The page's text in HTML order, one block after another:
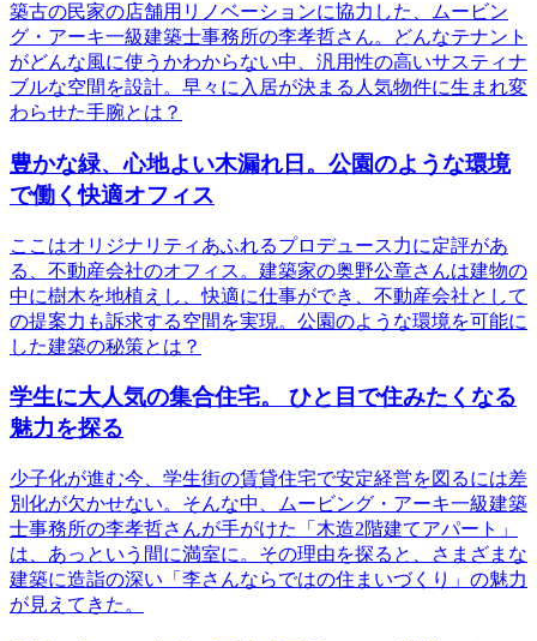
築古の民家の店舗用リノベーションに協力した、ムービン
グ・アーキ一級建築士事務所の李孝哲さん。どんなテナント
がどんな風に使うかわからない中、汎用性の高いサスティナ
ブルな空間を設計。早々に入居が決まる人気物件に生まれ変
わらせた手腕とは？
豊かな緑、心地よい木漏れ日。公園のような環境
で働く快適オフィス
ここはオリジナリティあふれるプロデュース力に定評があ
る、不動産会社のオフィス。建築家の奥野公章さんは建物の
中に樹木を地植えし、快適に仕事ができ、不動産会社として
の提案力も訴求する空間を実現。公園のような環境を可能に
した建築の秘策とは？
学生に大人気の集合住宅。 ひと目で住みたくなる
魅力を探る
少子化が進む今、学生街の賃貸住宅で安定経営を図るには差
別化が欠かせない。そんな中、ムービング・アーキ一級建築
士事務所の李孝哲さんが手がけた「木造2階建てアパート」
は、あっという間に満室に。その理由を探ると、さまざまな
建築に造詣の深い「李さんならではの住まいづくり」の魅力
が見えてきた。